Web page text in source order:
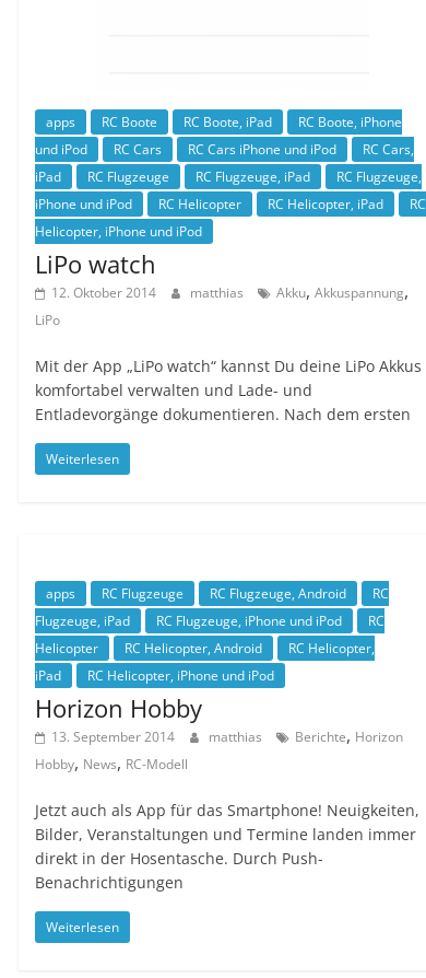
apps RC Boote RC Boote, iPad
RC Boote, iPhone
und iPod
RC Cars RC Cars iPhone und iPod
RC Cars,
iPad
RC Flugzeuge RC Flugzeuge, iPad
RC Flugzeuge,
iPhone und iPod
RC Helicopter RC Helicopter, iPad
RC
Helicopter, iPhone und iPod
LiPo watch
12. Oktober 2014 matthias Akku,Akkuspannung,
LiPo
Mit der App „LiPo watch“ kannst Du deine LiPo Akkus
komfortabel verwalten und Lade- und
Entladevorgänge dokumentieren. Nach dem ersten
Weiterlesen
apps RC Flugzeuge RC Flugzeuge, Android
RC
Flugzeuge, iPad
RC Flugzeuge, iPhone und iPod
RC
Helicopter
RC Helicopter, Android
RC Helicopter,
iPad
RC Helicopter, iPhone und iPod
Horizon Hobby
13. September 2014 matthias Berichte, Horizon
Hobby, News, RC-Modell
Jetzt auch als App für das Smartphone! Neuigkeiten,
Bilder, Veranstaltungen und Termine landen immer
direkt in der Hosentasche. Durch Push-
Benachrichtigungen
Weiterlesen